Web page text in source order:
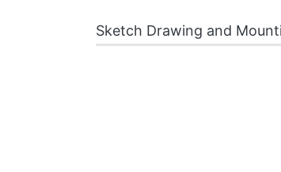
Sketch Drawing and